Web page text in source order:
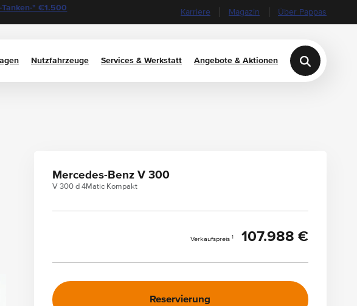
" €1.500
Karriere Magazin Über Pappas
Nutzfahrzeuge Services & Werkstatt Angebote & Aktionen
Mercedes-Benz V 300
V 300 d 4Matic Kompakt
Verkaufspreis 1 107.988 €
Reservierung